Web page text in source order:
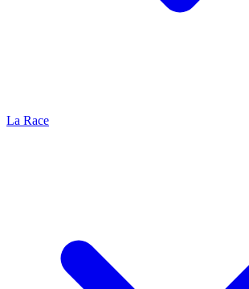
La Race